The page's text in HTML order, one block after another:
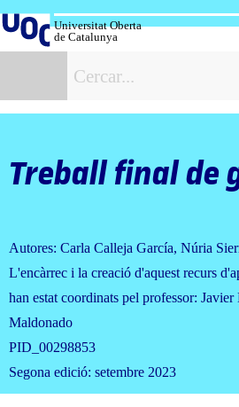
al
contingut
Universitat Oberta
de Catalunya
Treball final de
Autores: Carla Calleja García, Núria
L'encàrrec i la creació d'aquest recurs
han estat coordinats pel professor: Javier
Maldonado
PID_00298853
Segona edició: setembre 2023